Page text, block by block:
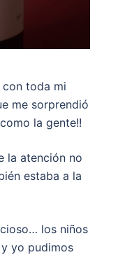
con toda mi
me sorprendió
la gente!!
la atención no
estaba a la
los niños
yo pudimos